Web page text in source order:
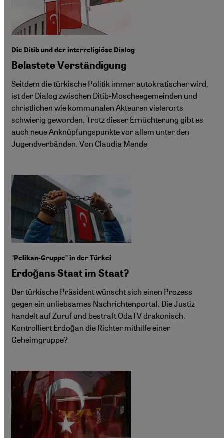
Die Ditib und der interreligiöse Dialog
Belastete Verständigung
Seitdem die türkische Politik immer autokratischer wird,
ist der Dialog zwischen Ditib-Moscheegemeinden und
christlichen wie kommunalen Akteuren vielerorts
schwierig geworden. Trotz dieser Ernüchterung gibt es
auch neue Anknüpfungspunkte vor allem unter den
Jugendverbänden. Von Claudia Mende
"Pelikan-Gruppe" in der Türkei
Erdoğans Staat im Staat?
Der türkische Präsident wünscht sich einen Prozess
gegen ein unliebsames Nachrichtenportal. Die Justiz
handelt auf Zuruf und bestraft OdaTV drakonisch.
Kontrolliert Erdoğan die Richter mithilfe einer
Geheimgruppe?